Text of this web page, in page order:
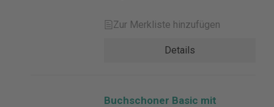
Zur Merkliste hinzufügen
Details
Buchschoner Basic mit